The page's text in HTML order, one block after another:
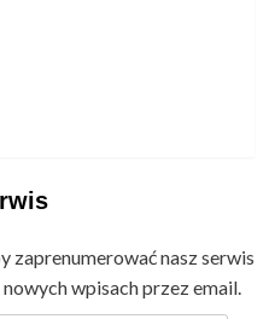
zaprenumerować nasz serwis
wpisach przez email.